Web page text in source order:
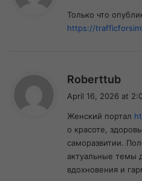
s
:
Только что
https://
Roberttub
s
:
April 16, 2026 at
Женский портал
о красоте,
саморазвитии.
актуальные темы
вдохновения и